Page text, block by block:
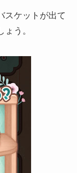
スケットが出て
う。